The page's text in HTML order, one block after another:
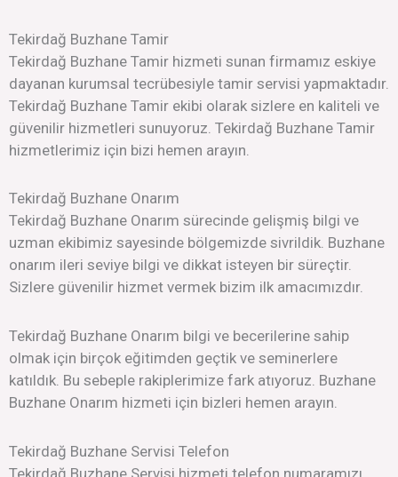
Tekirdağ Buzhane Tamir
Tekirdağ Buzhane Tamir hizmeti sunan firmamız eskiye
dayanan kurumsal tecrübesiyle tamir servisi yapmaktadır.
Tekirdağ Buzhane Tamir ekibi olarak sizlere en kaliteli ve
güvenilir hizmetleri sunuyoruz. Tekirdağ Buzhane Tamir
hizmetlerimiz için bizi hemen arayın.
Tekirdağ Buzhane Onarım
Tekirdağ Buzhane Onarım sürecinde gelişmiş bilgi ve
uzman ekibimiz sayesinde bölgemizde sivrildik. Buzhane
onarım ileri seviye bilgi ve dikkat isteyen bir süreçtir.
Sizlere güvenilir hizmet vermek bizim ilk amacımızdır.
Tekirdağ Buzhane Onarım bilgi ve becerilerine sahip
olmak için birçok eğitimden geçtik ve seminerlere
katıldık. Bu sebeple rakiplerimize fark atıyoruz. Buzhane
Buzhane Onarım hizmeti için bizleri hemen arayın.
Tekirdağ Buzhane Servisi Telefon
Tekirdağ Buzhane Servisi hizmeti telefon numaramızı